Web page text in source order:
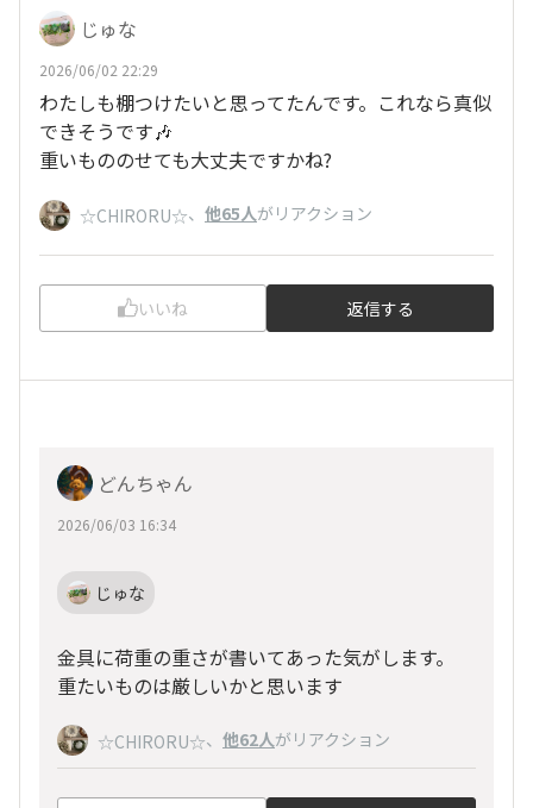
じゅな
2026/06/02 22:29
わたしも棚つけたいと思ってたんです。これなら真似
できそうです🎶
重いもののせても大丈夫ですかね?
☆CHIRORU☆、 他65人がリアクション
いいね 返信する
どんちゃん
2026/06/03 16:34
じゅな
金具に荷重の重さが書いてあった気がします。
重たいものは厳しいかと思います
☆CHIRORU☆、 他62人がリアクション